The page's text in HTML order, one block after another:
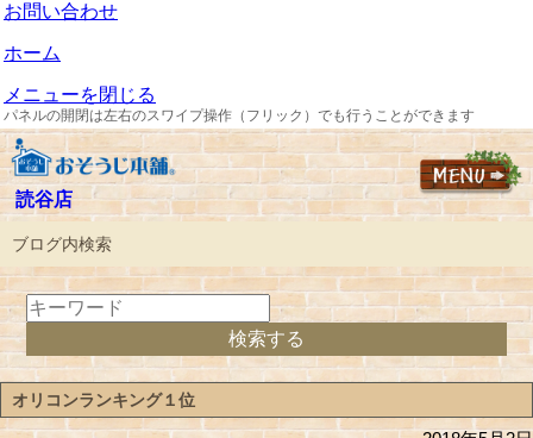
お問い合わせ
ホーム
メニューを閉じる
パネルの開閉は左右のスワイプ操作（フリック）でも行うことができます
読谷店
ブログ内検索
オリコンランキング１位